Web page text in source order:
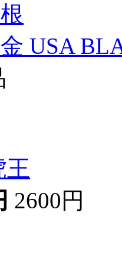
USA
王
2600円